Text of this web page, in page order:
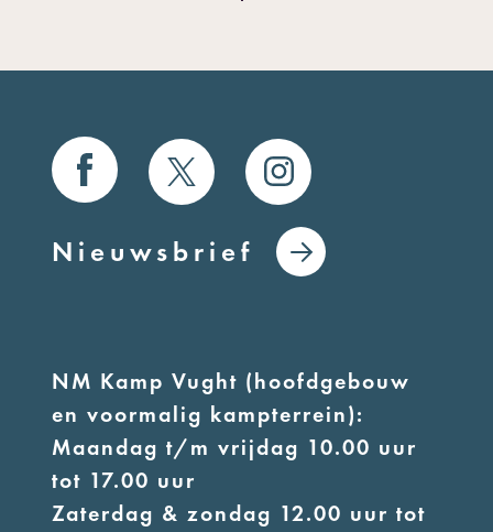
Nieuwsbrief
NM Kamp Vught (hoofdgebouw
en voormalig kampterrein):
Maandag t/m vrijdag 10.00 uur
tot 17.00 uur
Zaterdag & zondag 12.00 uur tot